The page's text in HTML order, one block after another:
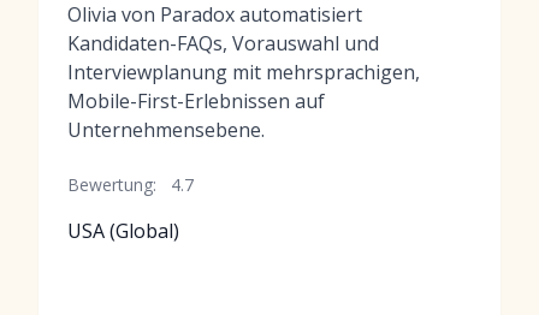
Olivia von Paradox automatisiert
Kandidaten-FAQs, Vorauswahl und
Interviewplanung mit mehrsprachigen,
Mobile-First-Erlebnissen auf
Unternehmensebene.
Bewertung: 4.7
USA (Global)